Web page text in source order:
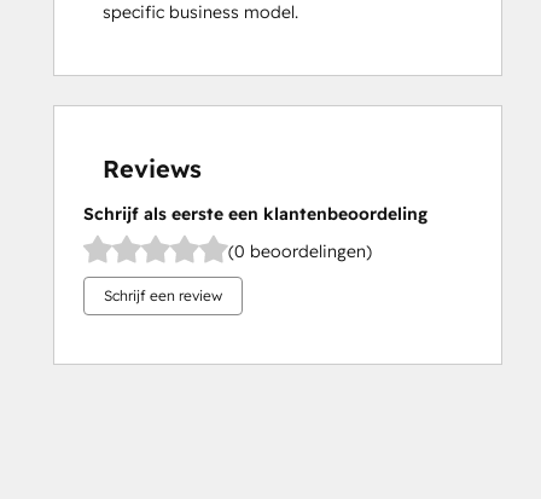
specific business model.
Reviews
Schrijf als eerste een klantenbeoordeling
(0 beoordelingen)
Schrijf een review